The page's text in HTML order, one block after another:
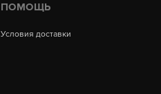
ПОМОЩЬ
Условия доставки